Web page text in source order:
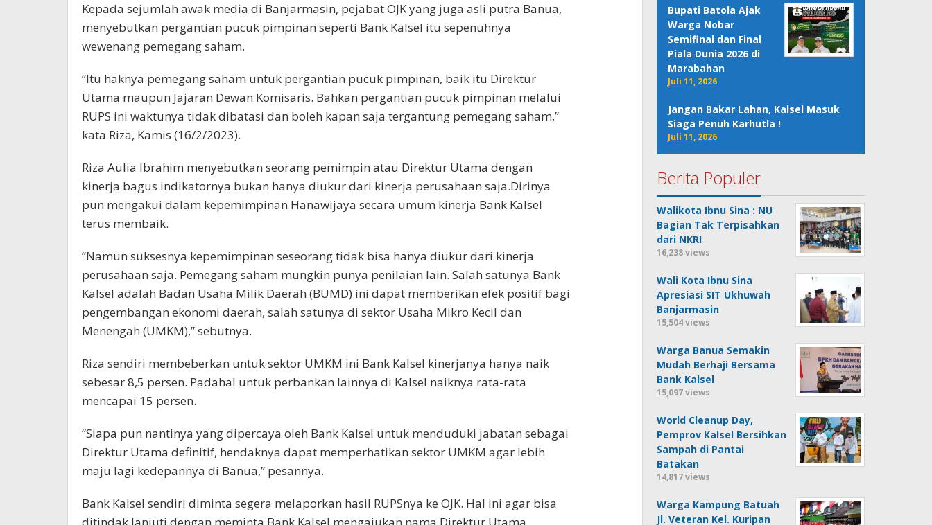
Kepada sejumlah awak media di Banjarmasin, pejabat OJK yang juga asli putra Banua,
menyebutkan pergantian pucuk pimpinan seperti Bank Kalsel itu sepenuhnya
wewenang pemegang saham.
“Itu haknya pemegang saham untuk pergantian pucuk pimpinan, baik itu Direktur
Utama maupun Jajaran Dewan Komisaris. Bahkan pergantian pucuk pimpinan melalui
RUPS ini waktunya tidak dibatasi dan boleh kapan saja tergantung pemegang saham,”
kata Riza, Kamis (16/2/2023).
Riza Aulia Ibrahim menyebutkan seorang pemimpin atau Direktur Utama dengan
kinerja bagus indikatornya bukan hanya diukur dari kinerja perusahaan saja.Dirinya
pun mengakui dalam kepemimpinan Hanawijaya secara umum kinerja Bank Kalsel
terus membaik.
“Namun suksesnya kepemimpinan seseorang tidak bisa hanya diukur dari kinerja
perusahaan saja. Pemegang saham mungkin punya penilaian lain. Salah satunya Bank
Kalsel adalah Badan Usaha Milik Daerah (BUMD) ini dapat memberikan efek positif bagi
pengembangan ekonomi daerah, salah satunya di sektor Usaha Mikro Kecil dan
Menengah (UMKM),” sebutnya.
Riza sendiri membeberkan untuk sektor UMKM ini Bank Kalsel kinerjanya hanya naik
sebesar 8,5 persen. Padahal untuk perbankan lainnya di Kalsel naiknya rata-rata
mencapai 15 persen.
“Siapa pun nantinya yang dipercaya oleh Bank Kalsel untuk menduduki jabatan sebagai
Direktur Utama definitif, hendaknya dapat memperhatikan sektor UMKM agar lebih
maju lagi kedepannya di Banua,” pesannya.
Bank Kalsel sendiri diminta segera melaporkan hasil RUPSnya ke OJK. Hal ini agar bisa
Bupati Batola Ajak
Warga Nobar
Semifinal dan Final
Piala Dunia 2026 di
Marabahan
Juli 11, 2026
Jangan Bakar Lahan, Kalsel Masuk
Siaga Penuh Karhutla !
Juli 11, 2026
Berita Populer
Walikota Ibnu Sina : NU
Bagian Tak Terpisahkan
dari NKRI
16,238 views
Wali Kota Ibnu Sina
Apresiasi SIT Ukhuwah
Banjarmasin
15,504 views
Warga Banua Semakin
Mudah Berhaji Bersama
Bank Kalsel
15,097 views
World Cleanup Day,
Pemprov Kalsel Bersihkan
Sampah di Pantai
Batakan
14,817 views
Warga Kampung Batuah
Jl. Veteran Kel. Kuripan